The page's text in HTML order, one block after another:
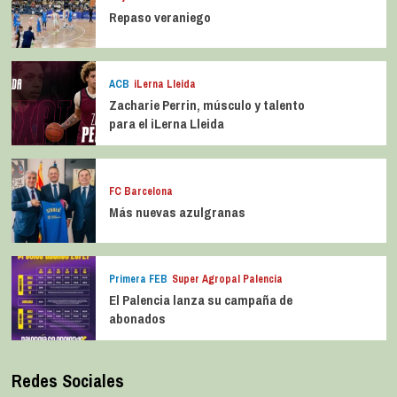
Repaso veraniego
ACB iLerna Lleida
Zacharie Perrin, músculo y talento
para el iLerna Lleida
FC Barcelona
Más nuevas azulgranas
Primera FEB Super Agropal Palencia
El Palencia lanza su campaña de
abonados
Redes Sociales